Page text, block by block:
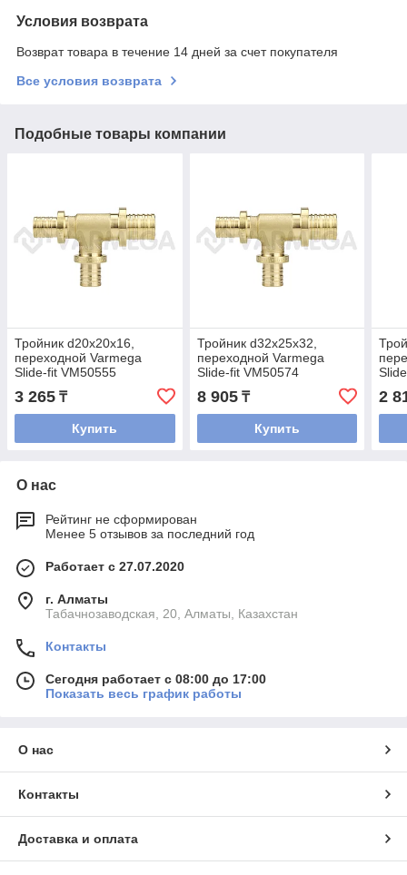
Условия возврата
Возврат товара в течение 14 дней за счет покупателя
Все условия возврата
Подобные товары компании
Тройник d20x20x16,
переходной Varmega
Slide-fit VM50555
3 265 ₸
Купить
Тройник d32x25x32,
переходной Varmega
Slide-fit VM50574
8 905₸
Купить
2
О нас
Рейтинг не сформирован
Менее 5 отзывов за последний год
Работает с 27.07.2020
г. Алматы
Табачнозаводская, 20, Алматы, Казахстан
Контакты
Сегодня работает с 08:00 до 17:00
Показать весь график работы
О нас
Контакты
Доставка и оплата